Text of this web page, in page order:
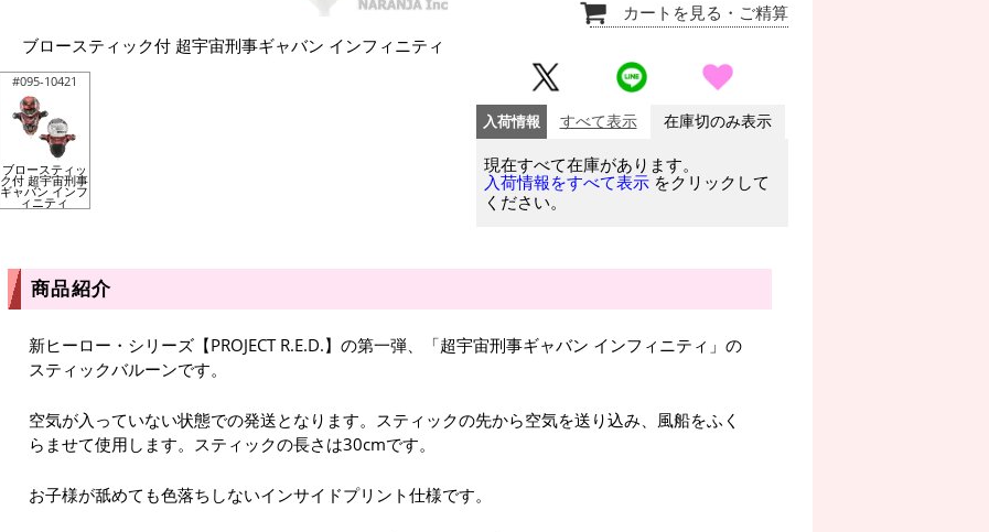
ブロースティック付 超宇宙刑事ギャバン インフィニティ
#095-10421
ブロースティッ
ク付 超宇宙刑事
ギャバン インフ
ィニティ
カートを見る ・ご精算
入荷情報 すべて表示 在庫切のみ表示
現在すべて在庫があります。
入荷情報をすべて表示 をクリックして
ください。
商品紹介
新ヒーロー・シリーズ【PROJECT R.E.D.】の第一弾、「超宇宙刑事ギャバン インフィニティ」の
スティックバルーンです。
空気が入っていない状態での発送となります。スティックの先から空気を送り込み、風船をふく
らませて使用します。スティックの長さは30cmです。
お子様が舐めても色落ちしないインサイドプリント仕様です。